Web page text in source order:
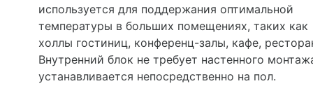
используется для поддержания оптимальной
температуры в больших помещениях, таких как
холлы гостиниц, конференц-залы, кафе,
Внутренний блок не требует настенного
устанавливается непосредственно на пол.